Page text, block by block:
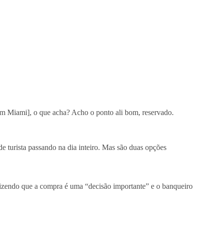
Miami], o que acha? Acho o ponto ali bom, reservado.
passando na dia inteiro. Mas são duas opções
que a compra é uma “decisão importante” e o banqueiro